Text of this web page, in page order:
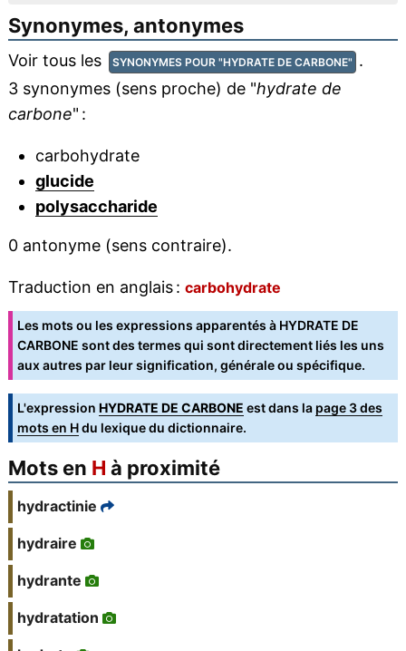
Synonymes, antonymes
Voir tous les SYNONYMES POUR "HYDRATE DE CARBONE" .
3 synonymes (sens proche) de "hydrate de
carbone" :
carbohydrate
glucide
polysaccharide
0 antonyme (sens contraire).
Traduction en anglais : carbohydrate
Les mots ou les expressions apparentés à HYDRATE DE
CARBONE sont des termes qui sont directement liés les uns
aux autres par leur signification, générale ou spécifique.
L'expression HYDRATE DE CARBONE est dans la page 3 des
mots en Hdu lexique du dictionnaire.
Mots en H à proximité
hydractinie
hydraire
hydrante
hydratation